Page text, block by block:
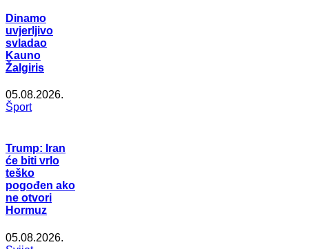
Dinamo
uvjerljivo
svladao
Kauno
Žalgiris
05.08.2026.
Šport
Trump: Iran
će biti vrlo
teško
pogođen ako
ne otvori
Hormuz
05.08.2026.